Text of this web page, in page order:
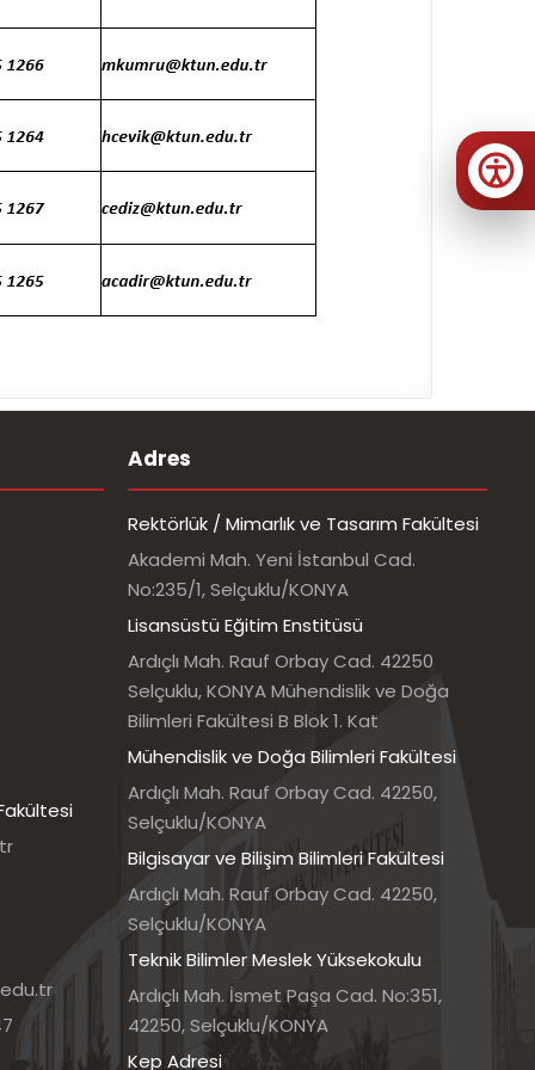
Adres
Rektörlük / Mimarlık ve Tasarım Fakültesi
Akademi Mah. Yeni İstanbul Cad.
No:235/1, Selçuklu/KONYA
Lisansüstü Eğitim Enstitüsü
Ardıçlı Mah. Rauf Orbay Cad. 42250
Selçuklu, KONYA Mühendislik ve Doğa
Bilimleri Fakültesi B Blok 1. Kat
Mühendislik ve Doğa Bilimleri Fakültesi
Ardıçlı Mah. Rauf Orbay Cad. 42250,
Selçuklu/KONYA
Bilgisayar ve Bilişim Bilimleri Fakültesi
Ardıçlı Mah. Rauf Orbay Cad. 42250,
Selçuklu/KONYA
Teknik Bilimler Meslek Yüksekokulu
Ardıçlı Mah. İsmet Paşa Cad. No:351,
42250, Selçuklu/KONYA
Kep Adresi